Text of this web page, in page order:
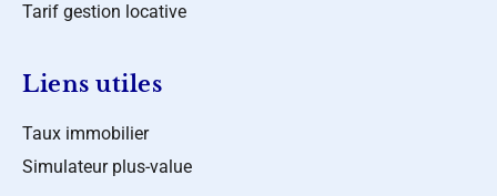
Tarif gestion locative
Liens utiles
Taux immobilier
Simulateur plus-value